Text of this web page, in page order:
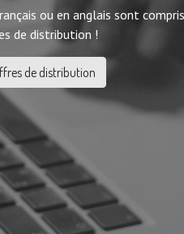
ou en anglais sont
de distribution !
de distribution